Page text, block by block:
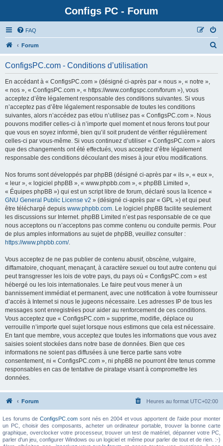
Configs PC - Forum
FAQ
Forum
ConfigsPC.com - Conditions d’utilisation
En accédant à « ConfigsPC.com » (désigné ci-après par « nous », « notre »,
« nos », « ConfigsPC.com », « https://www.configspc.com/forum »), vous
acceptez d’être légalement responsable des conditions suivantes. Si vous
n’acceptez pas d’être légalement responsable de toutes les conditions
suivantes, alors n’accédez pas et/ou n’utilisez pas « ConfigsPC.com ». Nous
pouvons modifier celles-ci à n’importe quel moment et nous ferons tout pour
que vous en soyez informé, bien qu’il soit prudent de vérifier régulièrement
celles-ci par vous-même. Si vous continuez d’utiliser « ConfigsPC.com » alors
que des changements ont été effectués, vous acceptez d’être légalement
responsable des conditions découlant des mises à jour et/ou modifications.
Nos forums sont développés par phpBB (désigné ci-après par « ils », « eux »,
« leur », « logiciel phpBB », « www.phpbb.com », « phpBB Limited »,
« Équipes phpBB ») qui est un script libre de forum, déclaré sous la licence «
GNU General Public License v2 » (désigné ci-après par « GPL ») et qui peut
être téléchargé depuis www.phpbb.com. Le logiciel phpBB facilite seulement
les discussions sur Internet. phpBB Limited n’est pas responsable de ce que
nous acceptons ou n’acceptons pas comme contenu ou conduite permis. Pour
de plus amples informations au sujet de phpBB, veuillez consulter :
https://www.phpbb.com/.
Vous acceptez de ne pas publier de contenu abusif, obscène, vulgaire,
diffamatoire, choquant, menaçant, à caractère sexuel ou tout autre contenu qui
peut transgresser les lois de votre pays, du pays où « ConfigsPC.com » est
hébergé ou les lois internationales. Le faire peut vous mener à un
bannissement immédiat et permanent, avec une notification à votre fournisseur
d’accès à Internet si nous le jugeons nécessaire. Les adresses IP de tous les
messages sont enregistrées pour aider au renforcement de ces conditions.
Vous acceptez que « ConfigsPC.com » supprime, modifie, déplace ou
verrouille n’importe quel sujet lorsque nous estimons que cela est nécessaire.
En tant que membre, vous acceptez que toutes les informations que vous avez
saisies soient stockées dans notre base de données. Bien que ces
informations ne soient pas diffusées à une tierce partie sans votre
consentement, ni « ConfigsPC.com », ni phpBB ne pourront être tenus comme
responsables en cas de tentative de piratage visant à compromettre les
données.
Forum Heures au format UTC+02:00
Les forums deConfigsPC.com sont nés en 2004 et vous apportent de l'aide pour monter
un PC, choisir des composants, acheter un ordinateur portable, trouver la bonne carte
graphique, overclocker votre processeur, trouver un test de matériel, dépanner votre PC,
parler d'un jeu, configurer Windows ou un logiciel et même pour parler de tout et de rien. :-)